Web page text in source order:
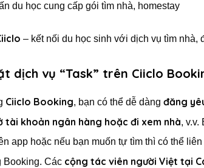
du học cung cấp gói tìm nhà, homestay
– kết nối du học sinh với dịch vụ tìm
dịch vụ “Task” trên Ciiclo
Ciiclo Booking, bạn có thể dễ dàng đăng
tài khoản ngân hàng hoặc đi xem nhà, v.v.
app hoặc nếu bạn muốn tự tìm thì có thể
Booking. Các cộng tác viên người Việt tại